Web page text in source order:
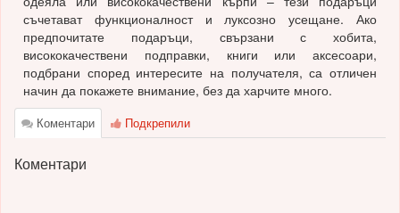
съчетават функционалност и луксозно усещане. Ако
предпочитате подаръци, свързани с хобита,
висококачествени подправки, книги или аксесоари,
подбрани според интересите на получателя, са отличен
начин да покажете внимание, без да харчите много.
Коментари Подкрепили
Коментари